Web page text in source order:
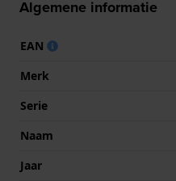
Algemene informatie
EAN
Merk
Serie
Naam
Jaar